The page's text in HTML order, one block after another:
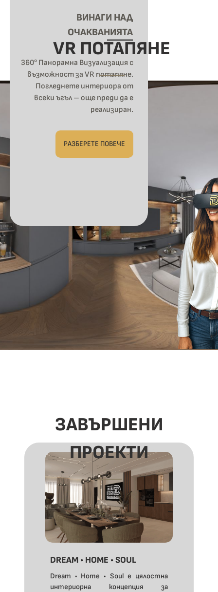
VR ПОТАПЯНЕ
ВИНАГИ НАД
ОЧАКВАНИЯТА
360° Панорамна Визуализация с
възможност за VR потапяне.
Погледнете интериора от
всеки ъгъл – още преди да е
реализиран.
РАЗБЕРЕТЕ ПОВЕЧЕ
ЗАВЪРШЕНИ
ПРОЕКТИ
DREAM • HOME • SOUL
Dream • Home • Soul е цялостна
интериорна концепция за